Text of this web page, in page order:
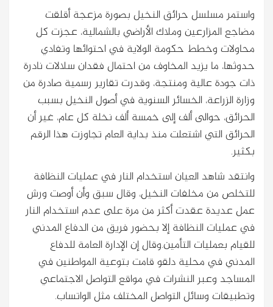
واستمر مسلسل حرائق النخيل بصورة مزعجة أقلقت
مضاجع المزارعين وملاك الأراضي بالشمالية، عجزت كل
محاولات وخطط حكومة الولاية في احتوائها وتفادي
حدوثها، ما يزيد المخاوف من احتمال فقدان سلالات نادرة
ذات جودة عالية ومنتجة، وقدرت تقارير رسمية صادرة من
وزارة الزراعة، الخسائر السنوية في أصول النخيل بسبب
الحرائق، حوالى ألف إلى خمسة ألف نخلة كل عام، غير أن
الحرائق التي اشتعلت منذ بداية العام تجاوزت هذا الرقم
بكثير.
وانتقد شاهد العيان استخدام النار في عمليات النظافة
للتخلص من مخلفات النخيل، وقال سبق وأن أوصت ورش
عمل عديدة عقدت أكثر من مرة على عدم استخدام النار
في عمليات النظافة إلا بحضور فريق من الدفاع المدني
للقيام بعمليات التأمين.وقال إن الإدارة العامة للدفاع
المدني في محلية دلقو قامت بتوعية المواطنين في
المساجد وعبر النشرات في مواقع التواصل الاجتماعي
وتطبيقات وسائل التواصل المختلف مثل الواتساب.